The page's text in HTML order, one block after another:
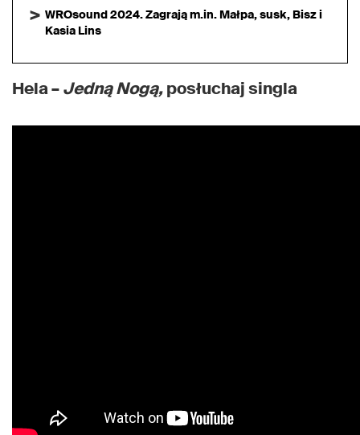
WROsound 2024. Zagrają m.in. Małpa, susk, Bisz i
Kasia Lins
Hela –Jedną Nogą,posłuchaj singla